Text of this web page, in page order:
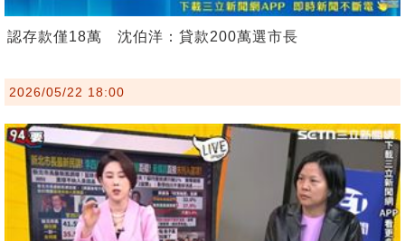
認存款僅18萬 沈伯洋：貸款200萬選市長
2026/05/22 18:00